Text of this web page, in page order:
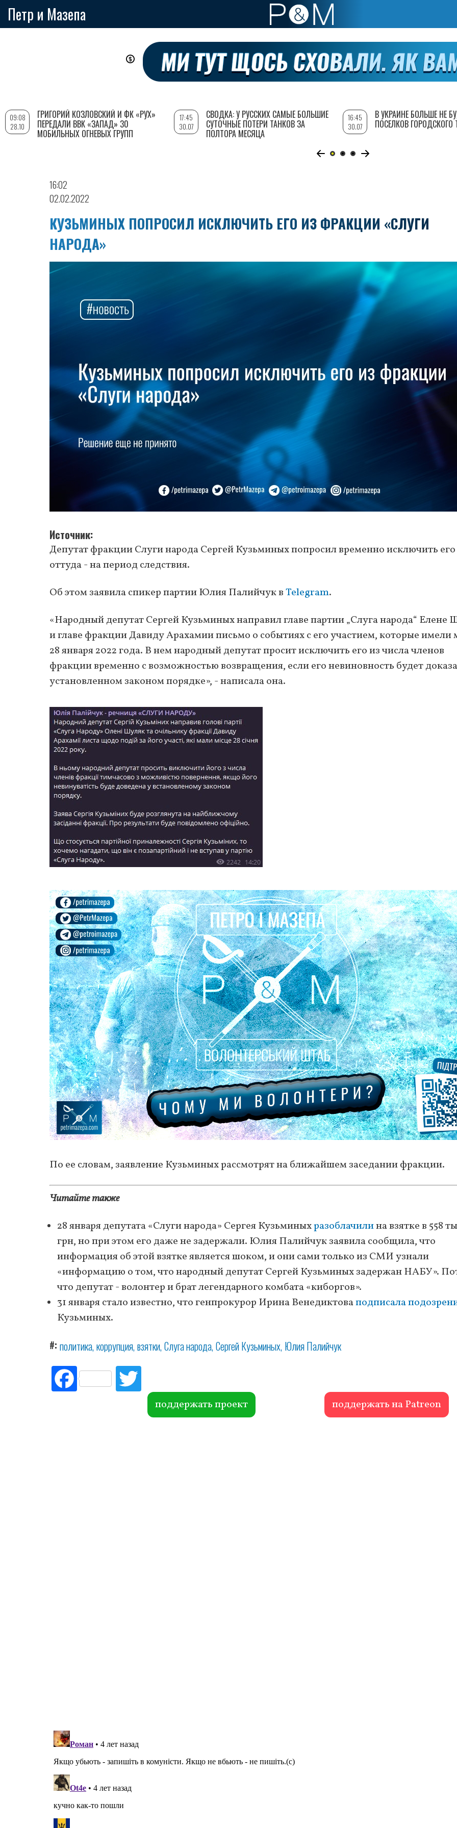
Петр и Мазепа
16:02
02.02.2022
КУЗЬМИНЫХ ПОПРОСИЛ ИСКЛЮЧИТЬ ЕГО ИЗ ФРАКЦИИ «СЛУГИ
НАРОДА»
Источник
Депутат фракции Слуги народа Сергей Кузьминых попросил временно исключить его
оттуда - на период следствия.
Об этом заявила спикер партии Юлия Палийчук вTelegram.
«Народный депутат Сергей Кузьминых направил главе партии „Слуга народа“ Елене
и главе фракции Давиду Арахамии письмо о событиях с его участием, которые имели
28 января 2022 года. В нем народный депутат просит исключить его из числа членов
фракции временно с возможностью возвращения, если его невиновность будет
установленном законом порядке», - написала она.
По ее словам, заявление Кузьминых рассмотрят на ближайшем заседании фракции.
Читайте также
28 января депутата «Слуги народа» Сергея Кузьминыхразоблачилина взятке в 558
грн, но при этом его даже не задержали. Юлия Палийчук заявила сообщила, что
информация об этой взятке является шоком, и они сами только из СМИ узнали
«информацию о том, что народный депутат Сергей Кузьминых задержан НАБУ».
что депутат - волонтер и брат легендарного комбата «киборгов».
31 января стало известно, что генпрокурор Ирина Венедиктоваподписала
Кузьминых.
# политика коррупция взятки Слуга народа Сергей Кузьминых Юлия Палийчук
Fac
ebo itte
r поддержать проект поддержать на Patreon
09:08
28.10
ГРИГОРИЙ КОЗЛОВСКИЙ И ФК «РУХ»
ПЕРЕДАЛИ ВВК «ЗАПАД» 30
МОБИЛЬНЫХ ОГНЕВЫХ ГРУПП
17:45
30.07
СВОДКА: У РУССКИХ САМЫЕ БОЛЬШИЕ
СУТОЧНЫЕ ПОТЕРИ ТАНКОВ ЗА
ПОЛТОРА МЕСЯЦА
16:45
30.07
В УКРАИНЕ БОЛЬШЕ НЕ
ПОСЕЛКОВ ГОРОДСКОГО